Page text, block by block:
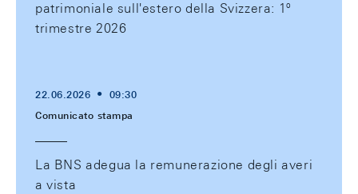
patrimoniale sull'estero della Svizzera: 1º
trimestre 2026
22.06.2026
09:30
Comunicato stampa
La BNS adegua la remunerazione degli averi
a vista